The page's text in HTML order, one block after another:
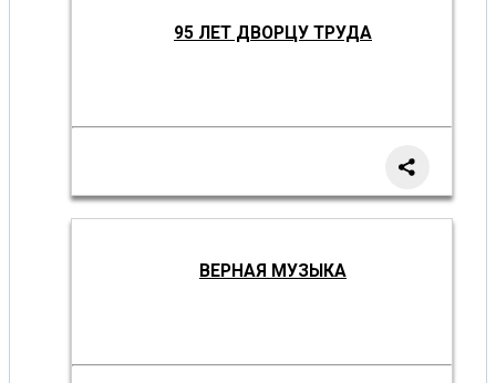
95 ЛЕТ ДВОРЦУ ТРУДА
ВЕРНАЯ МУЗЫКА